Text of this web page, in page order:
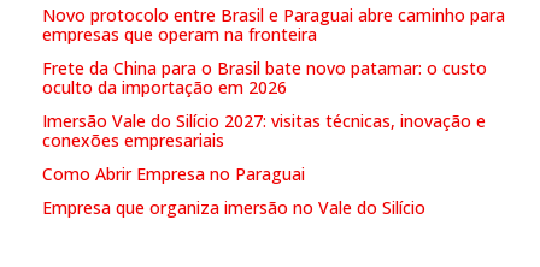
Novo protocolo entre Brasil e Paraguai abre caminho para
empresas que operam na fronteira
Frete da China para o Brasil bate novo patamar: o custo
oculto da importação em 2026
Imersão Vale do Silício 2027: visitas técnicas, inovação e
conexões empresariais
Como Abrir Empresa no Paraguai
Empresa que organiza imersão no Vale do Silício